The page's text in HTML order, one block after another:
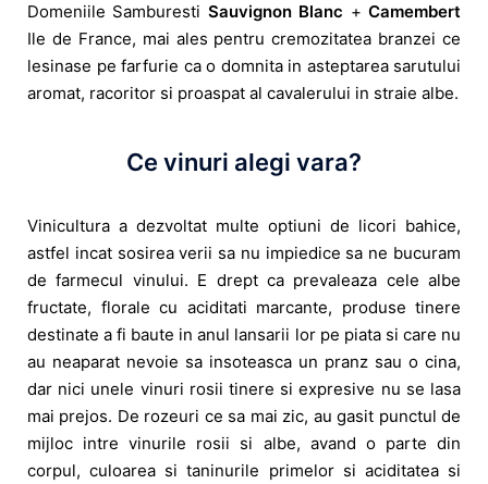
Domeniile Samburesti Sauvignon Blanc +Camembert
Ile de France, mai ales pentru cremozitatea branzei ce
lesinase pe farfurie ca o domnita in asteptarea sarutului
aromat, racoritor si proaspat al cavalerului in straie albe.
Ce vinuri alegi vara?
Vinicultura a dezvoltat multe optiuni de licori bahice,
astfel incat sosirea verii sa nu impiedice sa ne bucuram
de farmecul vinului. E drept ca prevaleaza cele albe
fructate, florale cu aciditati marcante, produse tinere
destinate a fi baute in anul lansarii lor pe piata si care nu
au neaparat nevoie sa insoteasca un pranz sau o cina,
dar nici unele vinuri rosii tinere si expresive nu se lasa
mai prejos. De rozeuri ce sa mai zic, au gasit punctul de
mijloc intre vinurile rosii si albe, avand o parte din
corpul, culoarea si taninurile primelor si aciditatea si